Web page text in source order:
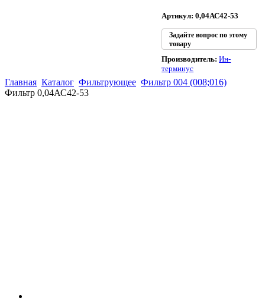
Артикул: 0,04АС42-53
Задайте вопрос по этому
товару
Производитель:Ин-
терминус
Главная Каталог Фильтрующее Фильтр 004 (008;016)
Фильтр 0,04АС42-53